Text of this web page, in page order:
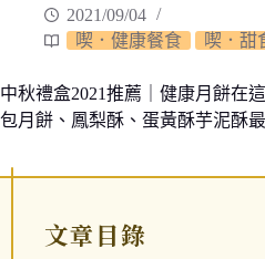
2021/09/04
喫．健康餐食
喫．甜
中秋禮盒2021推薦｜健康月餅在
包月餅、鳳梨酥、蛋黃酥芋泥酥
文章目錄